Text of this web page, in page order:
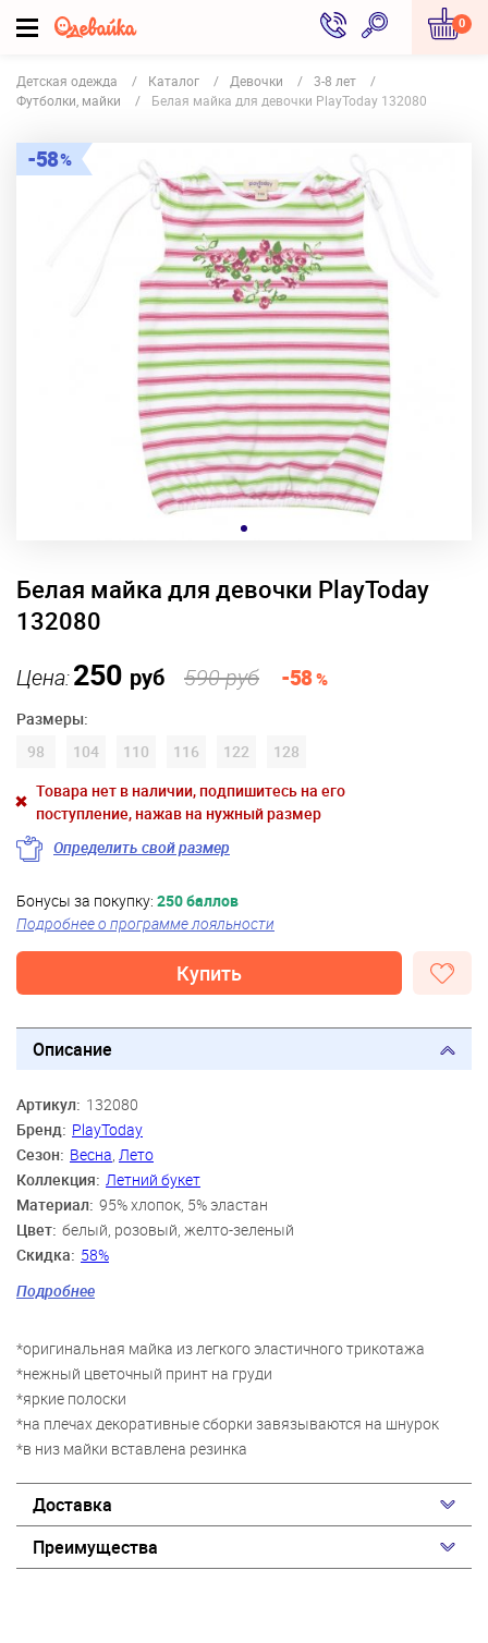
0
Детская одежда Каталог Девочки
3-8 лет
Футболки, майки
Белая майка для девочки PlayToday 132080
58
Белая майка для девочки PlayToday
132080
Цена:250 руб 590 руб -58%
Размеры:
98
104 110 116 122
128
Товара нет в наличии, подпишитесь на его
поступление, нажав на нужный размер
Определить свой размер
Бонусы за покупку: 250 баллов
Подробнее о программе лояльности
Купить
Описание
Артикул: 132080
Бренд: PlayToday
Сезон: Весна, Лето
Коллекция: Летний букет
Материал: 95% хлопок, 5% эластан
Цвет: белый, розовый, желто-зеленый
Скидка: 58%
Девочки
Возраст: 3 года, 4 года, 5 лет, 6 лет, 7 лет, 8 лет
Подробнее
*оригинальная майка из легкого эластичного трикотажа
*нежный цветочный принт на груди
*яркие полоски
*на плечах декоративные сборки завязываются на шнурок
*в низ майки вставлена резинка
Доставка
Преимущества